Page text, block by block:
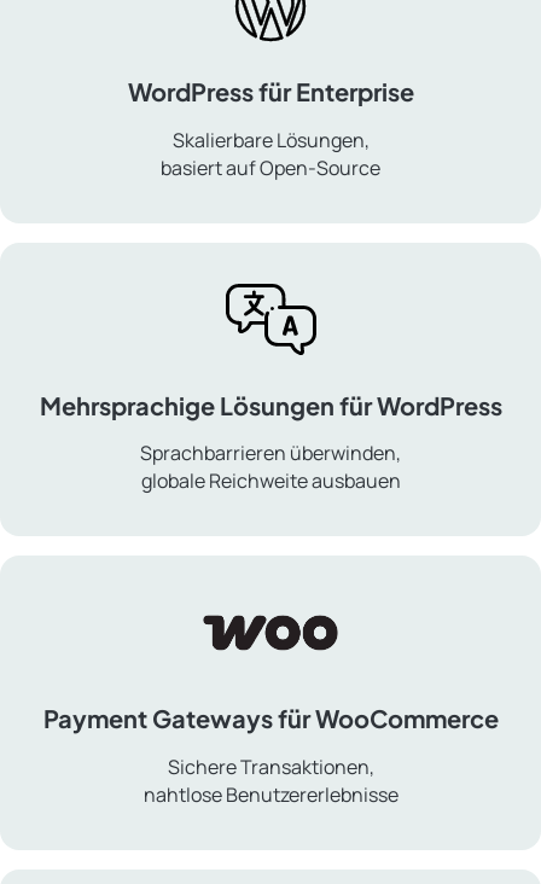
WordPress für Enterprise
Skalierbare Lösungen,
basiert auf Open-Source
für
Mehrsprachige Lösungen für WordPress
Sprachbarrieren überwinden,
globale Reichweite ausbauen
Lösungen
Payment Gateways für WooCommerce
Sichere Transaktionen,
nahtlose Benutzererlebnisse
Gateways